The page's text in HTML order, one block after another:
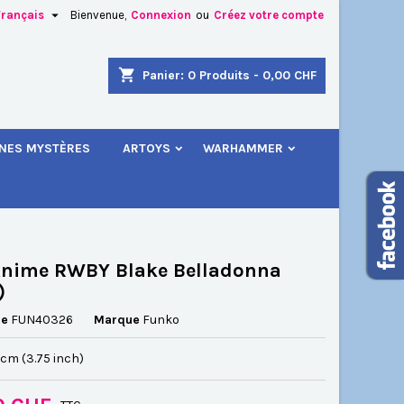
Bienvenue, Connexion ou Créez votre compte

shopping_cart Panier: 0 Produits - 0,00 CHF
MYSTÈRES ARTOYS WARHAMMER
RWBY Blake Belladonna
FUN40326 Marque Funko
cm (3.75 inch)